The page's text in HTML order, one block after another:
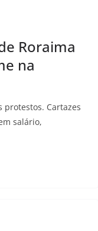
Roraima
na
protestos. Cartazes
salário,